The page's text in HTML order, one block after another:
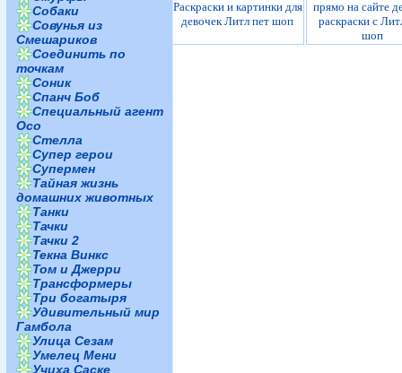
Собаки
Совунья из
Смешариков
Соединить по
точкам
Соник
Спанч Боб
Специальный агент
Осо
Стелла
Супер герои
Супермен
Тайная жизнь
домашних животных
Танки
Тачки
Тачки 2
Текна Винкс
Том и Джерри
Трансформеры
Три богатыря
Удивительный мир
Гамбола
Улица Сезам
Умелец Мени
Учиха Саске
Раскраски и картинки для
девочек Литл пет шоп
прямо на сайте
раскраски с
шоп